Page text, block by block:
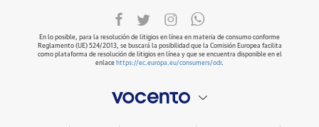
En lo posible, para la resolución de litigios en línea en materia de consumo conforme
Reglamento (UE) 524/2013, se buscará la posibilidad que la Comisión Europea facilita
como plataforma de resolución de litigios en línea y que se encuentra disponible en el
enlace https://ec.europa.eu/consumers/odr.